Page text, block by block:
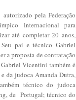
pela Federação
Internacional para
até completar 20 anos,
pai e técnico Gabriel
a proposta de contratação
Vicentini também é
da judoca Amanda Dutra,
técnico do judoca
de Portugal; técnico do